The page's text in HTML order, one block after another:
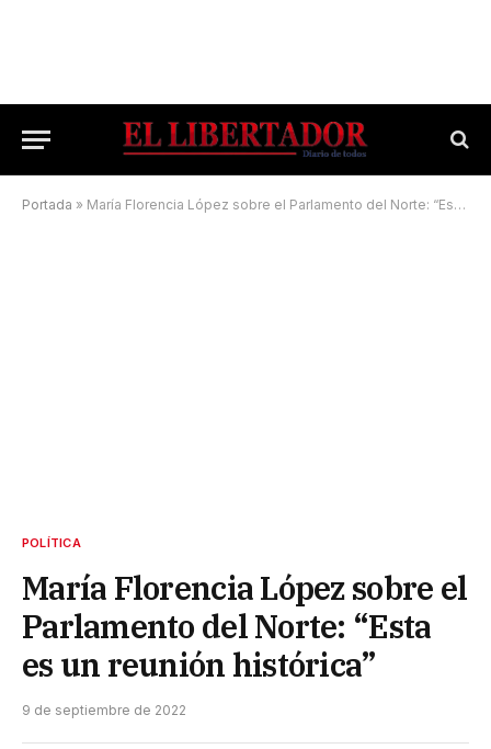
Portada » María Florencia López sobre el Parlamento del Norte: “Esta es un reunión histórica”
POLÍTICA
María Florencia López sobre el
Parlamento del Norte: “Esta
es un reunión histórica”
9 de septiembre de 2022